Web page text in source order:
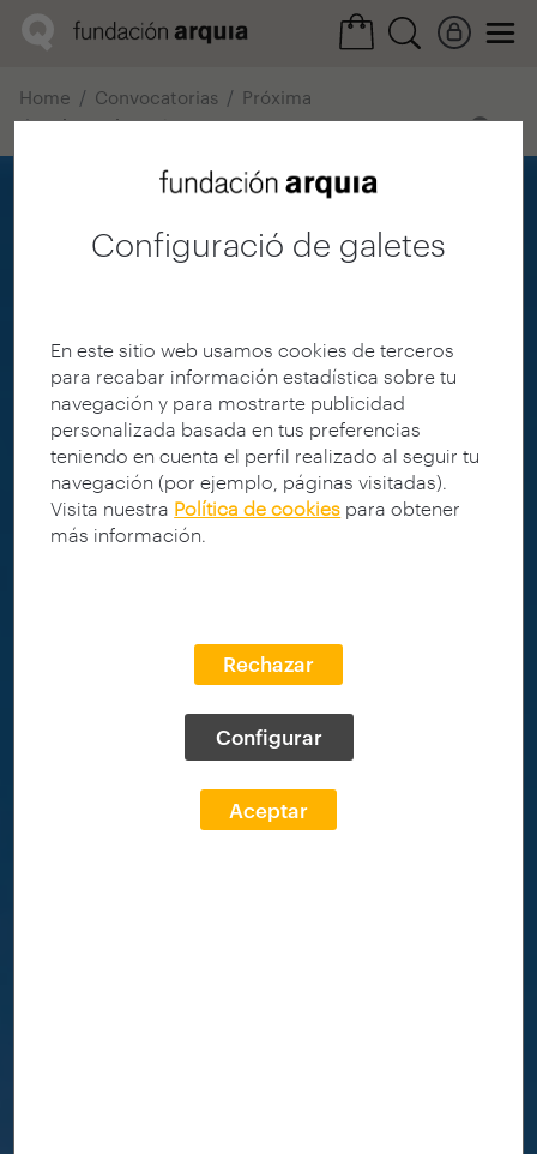
Configuració de galetes
En este sitio web usamos cookies de terceros
para recabar información estadística sobre tu
navegación y para mostrarte publicidad
personalizada basada en tus preferencias
teniendo en cuenta el perfil realizado al seguir tu
navegación (por ejemplo, páginas visitadas).
Visita nuestra Política de cookies para obtener
más información.
Rechazar
Configurar
Aceptar
Home Convocatorias
Próxima
Ficha realización